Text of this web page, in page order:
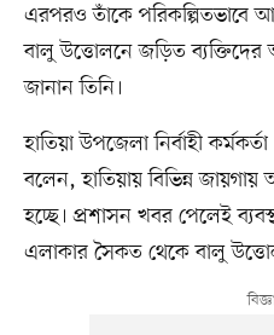
এরপরও তাঁকে পরিকল্পিতভাবে
বালু উত্তোলনে জড়িত
জানান তিনি।
হাতিয়া উপজেলা নির্বাহী
বলেন, হাতিয়ায় বিভিন্ন জায়গায়
হচ্ছে। প্রশাসন খবর পেলেই
এলাকার সৈকত থেকে বালু